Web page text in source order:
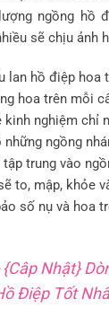
ngồng hồ
sẽ chịu ảnh
lan hồ điệp hoa
hoa trên mỗi
nghiệm chỉ
ngồng
trung vào
to, mập, khỏe
số nụ và hoa
{Câp Nhật}
Điệp Tốt